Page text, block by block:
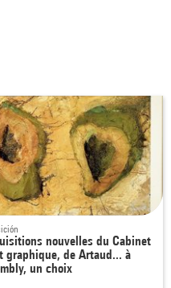
nouvelles du Cabinet
graphique, de Artaud... à
un choix